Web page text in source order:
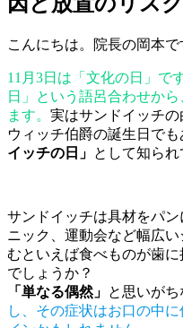
こんにちは。院長の岡本で
11月3日は「文化の日」で
日」という語呂合わせか
ます。 実はサンドイッチ
ウィッチ伯爵の誕生日で
イッチの日」 として知られ
サンドイッチは具材をパ
ニック、運動会など幅広
むといえば食べものが歯
でしょうか？
「単なる偶然」 と思いがち
し、その症状はお口の中